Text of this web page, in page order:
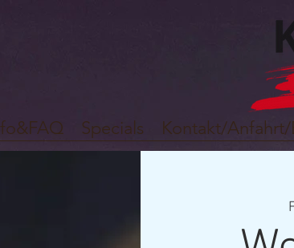
Specials Kontakt/Anfahrt/